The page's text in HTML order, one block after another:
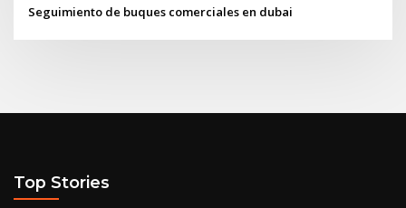
Seguimiento de buques comerciales en dubai
Top Stories